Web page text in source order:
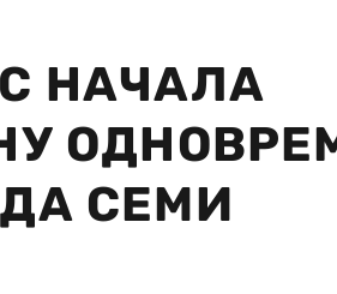
НАЧАЛА
СЕМИ